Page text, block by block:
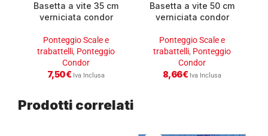
Basetta a vite 35 cm
verniciata condor
Ponteggio Scale e
trabattelli, Ponteggio
Condor
7,50€ Iva Inclusa
Basetta a vite 50 cm
verniciata condor
Ponteggio Scale e
trabattelli, Ponteggio
Condor
8,66€ Iva Inclusa
Prodotti correlati